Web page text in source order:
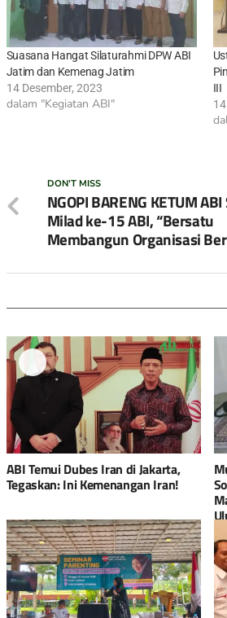
Suasana Hangat Silaturahmi DPW ABI
Jatim dan Kemenag Jatim
14 Desember, 2023
dalam "Kegiatan ABI"
III
DON'T MISS
NGOPI BARENG KETUM
Milad ke-15 ABI, “Bersatu
Membangun Organisasi
ABI Temui Dubes Iran di Jakarta,
Tegaskan: Ini Kemenangan Iran!